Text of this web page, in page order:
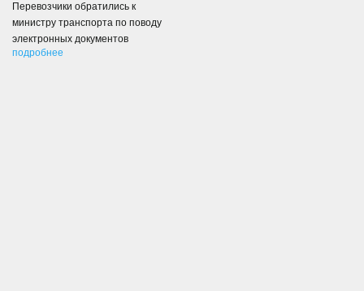
Перевозчики обратились к
министру транспорта по поводу
электронных документов
подробнее